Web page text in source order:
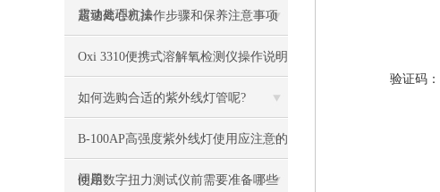
震动处理方法
超速离心机操作步骤和保养注意事项
Oxi 3310便携式溶解氧检测仪操作说明
如何选购合适的紫外线灯管呢?
B-100AP高强度紫外线灯使用应注意的
问题
使用数字扭力测试仪前需要准备哪些
验证码：